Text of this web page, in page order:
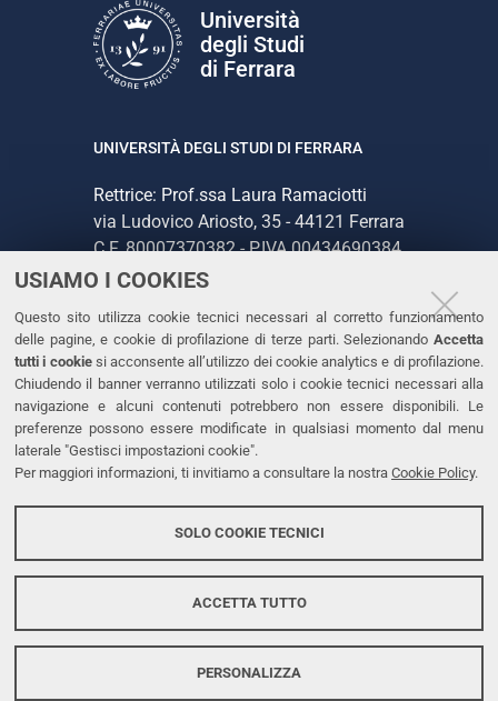
USIAMO I COOKIES
Questo sito utilizza cookie tecnici necessari al corretto funzionamento
delle pagine, e cookie di profilazione di terze parti. Selezionando Accetta
tutti i cookiesi acconsente all’utilizzo dei cookie analytics e di profilazione.
Chiudendo il banner verranno utilizzati solo i cookie tecnici necessari alla
navigazione e alcuni contenuti potrebbero non essere disponibili. Le
preferenze possono essere modificate in qualsiasi momento dal menu
laterale "Gestisci impostazioni cookie".
Per maggiori informazioni, ti invitiamo a consultare la nostra Cookie Policy.
SOLO COOKIE TECNICI
ACCETTA TUTTO
PERSONALIZZA
Università
degli Studi
di Ferrara
UNIVERSITÀ DEGLI STUDI DI FERRARA
Rettrice: Prof.ssa Laura Ramaciotti
via Ludovico Ariosto, 35 - 44121 Ferrara
C.F. 80007370382 - P.IVA 00434690384
CONTATTI
Tel. +39 0532 293111
Fax. +39 0532 293031
PEC
LINKS
Accessibilità
Protezione dati personali